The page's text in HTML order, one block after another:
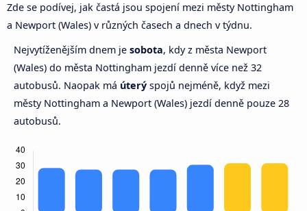
Zde se podívej, jak častá jsou spojení mezi městy Nottingham
a Newport (Wales) v různých časech a dnech v týdnu.
Nejvytíženějším dnem je sobota, kdy z města Newport
(Wales) do města Nottingham jezdí denně více než 32
autobusů. Naopak má úterý spojů nejméně, když mezi
městy Nottingham a Newport (Wales) jezdí denně pouze 28
autobusů.